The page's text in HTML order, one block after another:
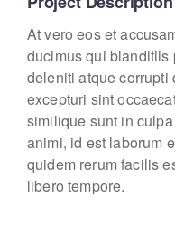
At vero eos et
ducimus qui blanditiis
deleniti atque corrupti
excepturi sint
similique sunt in
animi, id est laborum
quidem rerum facilis
libero tempore.